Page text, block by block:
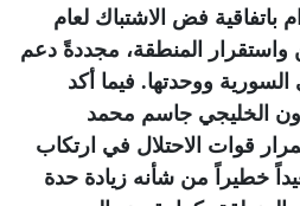
باتفاقية فض الاشتباك لعام
واستقرار المنطقة، مجددةً دعم
السورية ووحدتها. فيما أكد
الخليجي جاسم محمد
قوات الاحتلال في ارتكاب
خطيراً من شأنه زيادة حدة